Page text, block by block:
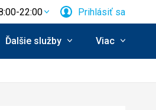
22:00 Prihlásiť sa
Ďalšie služby Viac